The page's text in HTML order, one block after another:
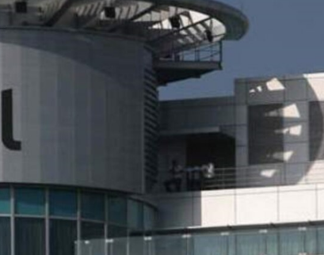
da Faixa de…
de Ituri, tornou-se…
no dia 7 de…
ao falecido senador Lindsey Graham, foi…
de 180 dias para…